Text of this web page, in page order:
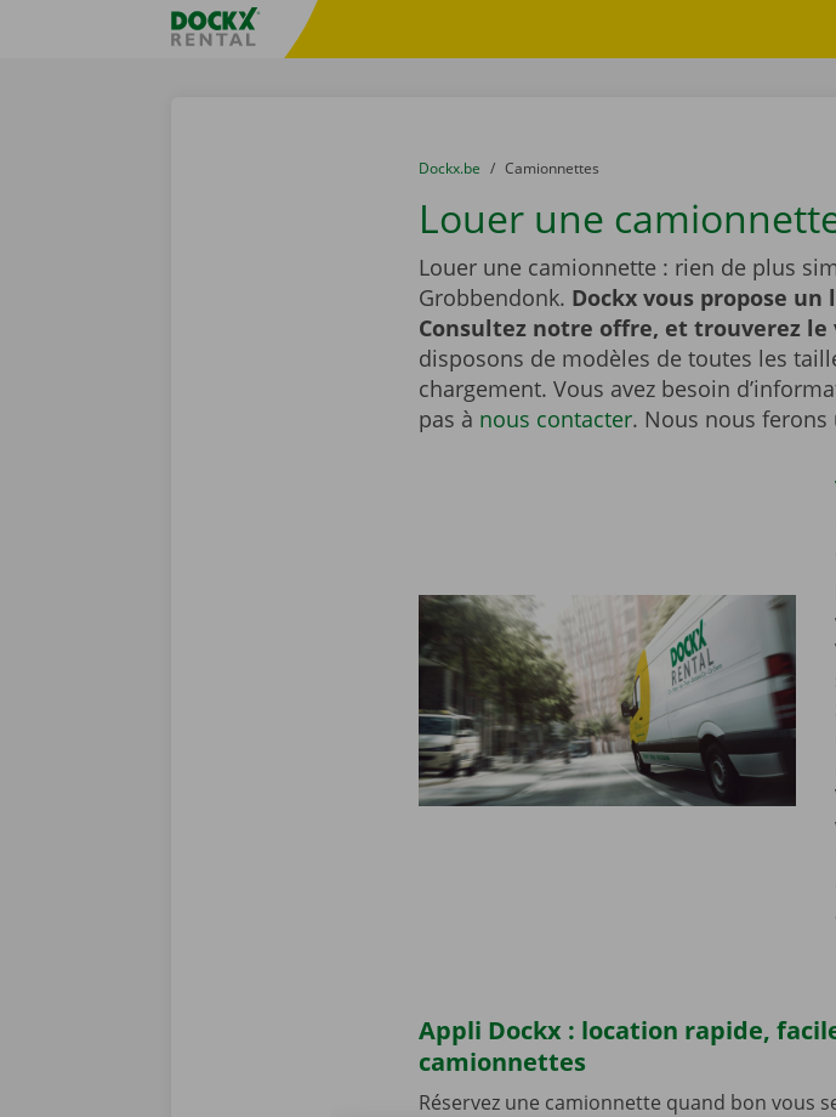
sitename
You are here:
du
Dockx.be to
Camionnettes
Louer une
Louer une camionnette : rien de plus
Grobbendonk. Dockx vous propose
Consultez notre offre, et trouverez le
disposons de modèles de toutes les
chargement. Vous avez besoin
pas à nous contacter. Nous nous
Appli Dockx : location rapide,
camionnettes
Réservez une camionnette quand bon vous